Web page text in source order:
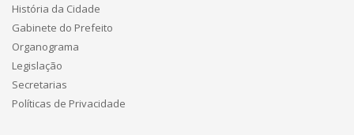
História da Cidade
Gabinete do Prefeito
Organograma
Legislação
Secretarias
Políticas de Privacidade